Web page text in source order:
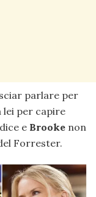
parlare per
lei per capire
e Brooke non
Forrester.